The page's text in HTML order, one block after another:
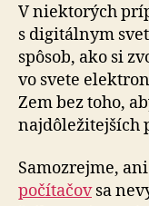
V niektorých
s di­gi­tál­nym
spôsob, ako si
vo svete
Zem bez toho,
najdôležitejších
Samozrejme,
počítačovsa